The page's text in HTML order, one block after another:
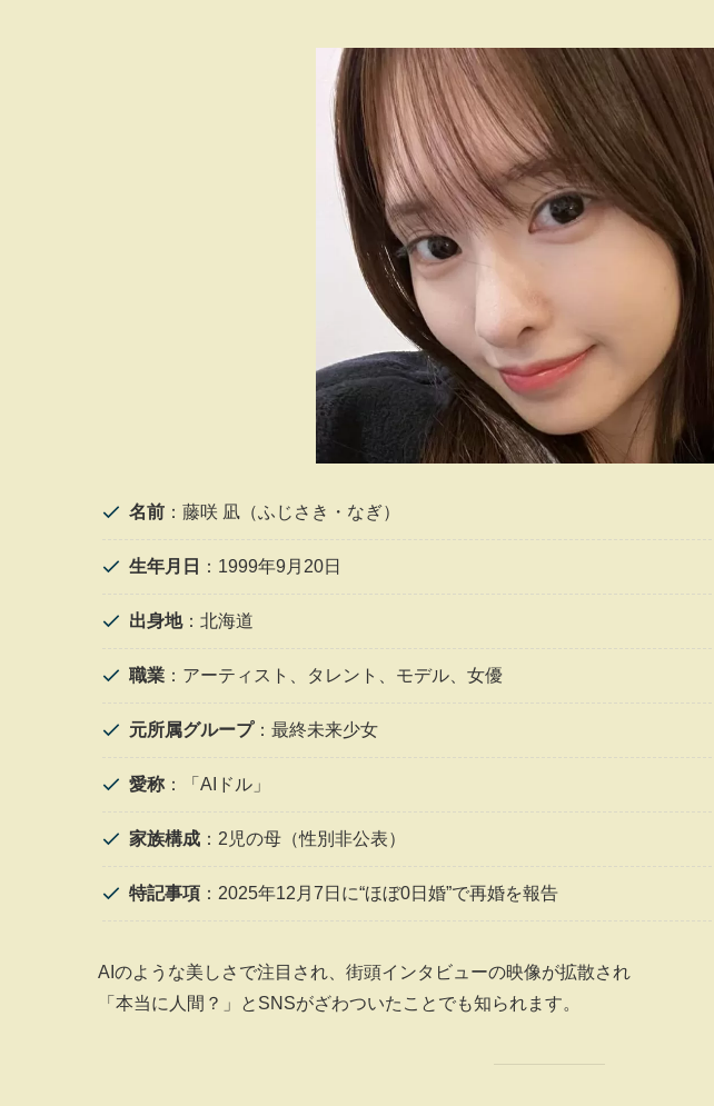
名前 ：藤咲 凪（ふじさき・なぎ）
生年月日 ：1999年9月20日
出身地：北海道
職業 ：アーティスト、タレント、モデル、女優
元所属グループ：最終未来少女
愛称 ：「AIドル」
家族構成 ：2児の母（性別非公表）
特記事項 ：2025年12月7日に“ほぼ0日婚”で再婚を報告
AIのような美しさで注目され、街頭インタビューの映像が拡散され
「本当に人間？」とSNSがざわついたことでも知られます。